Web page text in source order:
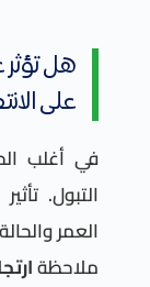
هل تؤثر
على
في أغلب
التبول.
العمر
ملاحظة